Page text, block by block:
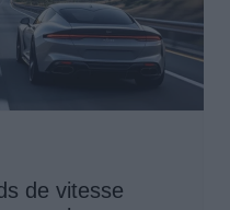
de vitesse